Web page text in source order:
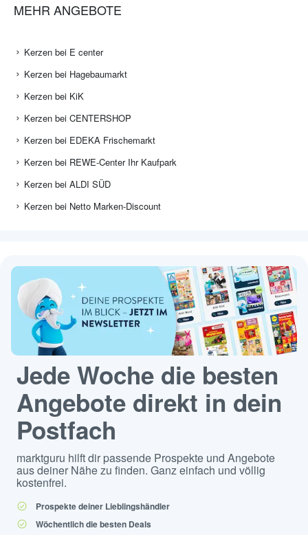
MEHR ANGEBOTE
Kerzen bei E center
Kerzen bei Hagebaumarkt
Kerzen bei KiK
Kerzen bei CENTERSHOP
Kerzen bei EDEKA Frischemarkt
Kerzen bei REWE-Center Ihr Kaufpark
Kerzen bei ALDI SÜD
Kerzen bei Netto Marken-Discount
Jede Woche die besten
Angebote direkt in dein
Postfach
marktguru hilft dir passende Prospekte und Angebote
aus deiner Nähe zu finden. Ganz einfach und völlig
kostenfrei.
Prospekte deiner Lieblingshändler
Wöchentlich die besten Deals